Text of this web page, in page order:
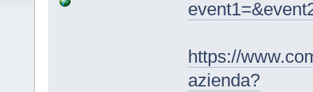
https://
azienda?